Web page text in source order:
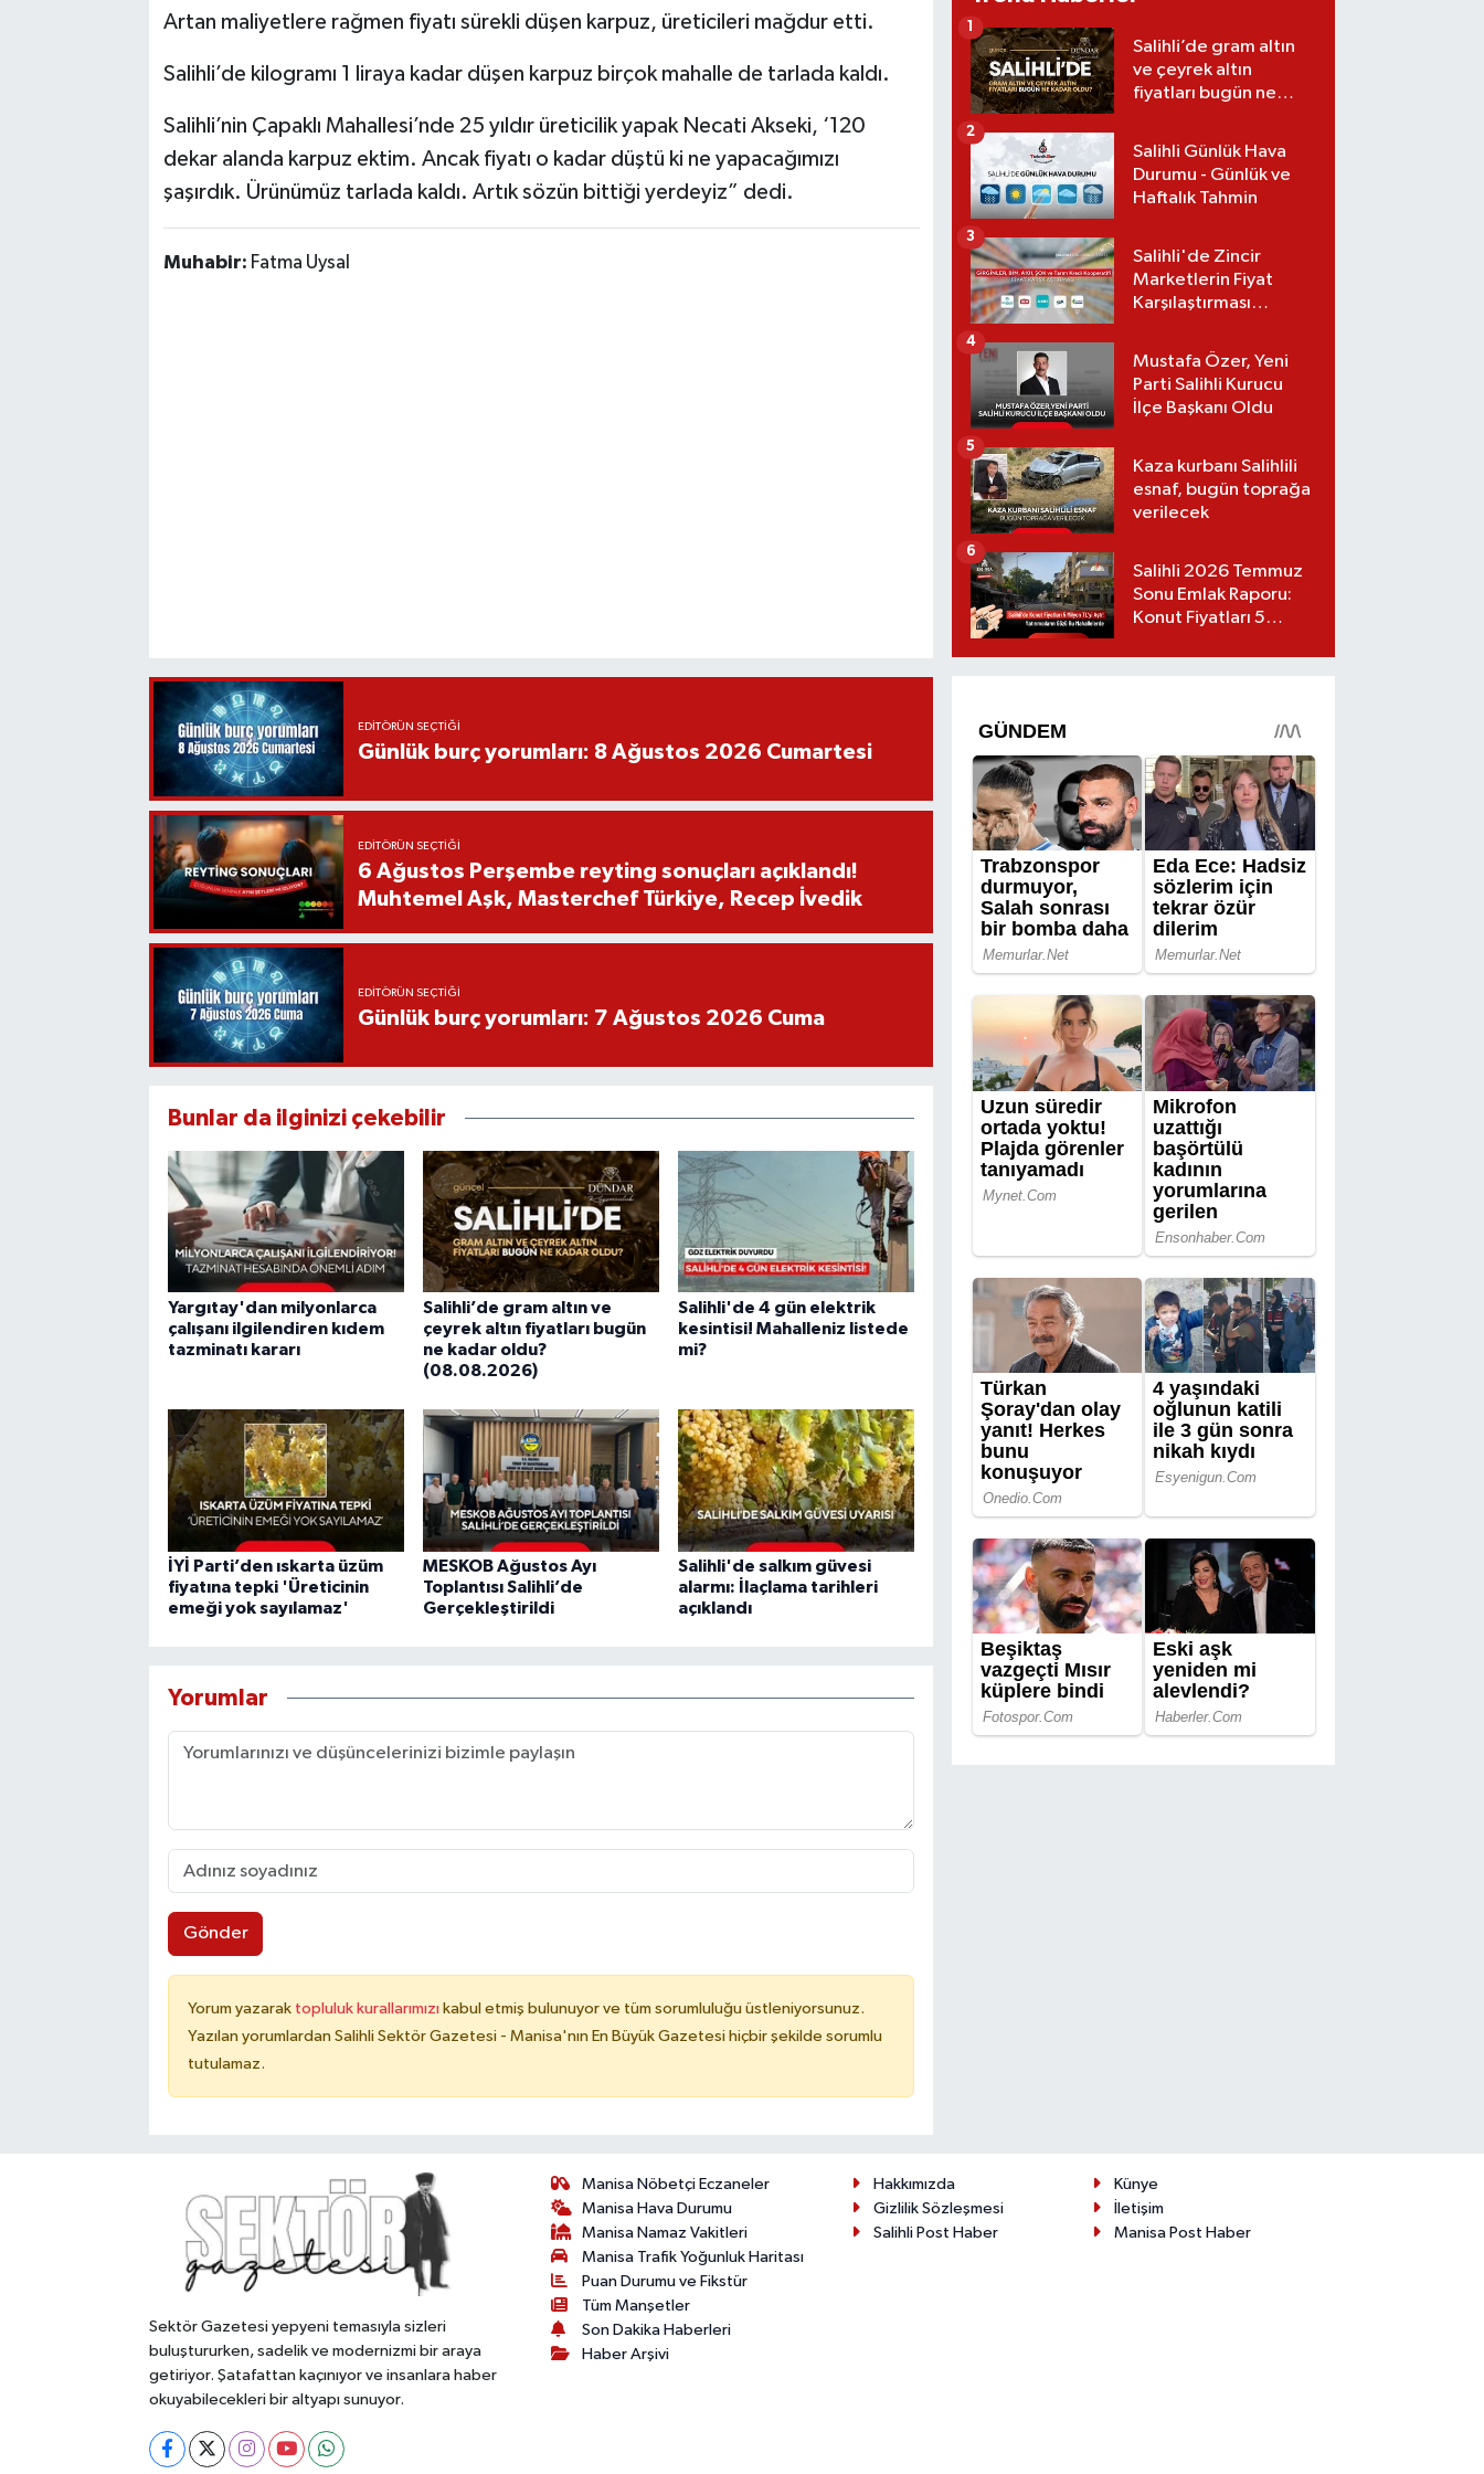
Artan maliyetlere rağmen fiyatı sürekli düşen karpuz, üreticileri mağdur etti.
Salihli’de kilogramı 1 liraya kadar düşen karpuz birçok mahalle de tarlada kaldı.
Salihli’nin Çapaklı Mahallesi’nde 25 yıldır üreticilik yapak Necati Akseki, ‘120
dekar alanda karpuz ektim. Ancak fiyatı o kadar düştü ki ne yapacağımızı
şaşırdık. Ürünümüz tarlada kaldı. Artık sözün bittiği yerdeyiz” dedi.
Muhabir: Fatma Uysal
EDITÖRÜN SEÇTIĞI
Günlük burç yorumları: 8 Ağustos 2026 Cumartesi
EDITÖRÜN SEÇTIĞI
6 Ağustos Perşembe reyting sonuçları açıklandı!
Muhtemel Aşk, Masterchef Türkiye, Recep İvedik
EDITÖRÜN SEÇTIĞI
Günlük burç yorumları: 7 Ağustos 2026 Cuma
Bunlar da ilginizi çekebilir
Yargıtay'dan milyonlarca
çalışanı ilgilendiren kıdem
tazminatı kararı
Salihli’de gram altın ve
çeyrek altın fiyatları bugün
ne kadar oldu?
(08.08.2026)
Salihli'de 4 gün elektrik
kesintisi! Mahalleniz listede
mi?
İYİ Parti’den ıskarta üzüm
fiyatına tepki 'Üreticinin
emeği yok sayılamaz'
MESKOB Ağustos Ayı
Toplantısı Salihli’de
Gerçekleştirildi
Salihli'de salkım güvesi
alarmı: İlaçlama tarihleri
açıklandı
Yorumlar
Gönder
Yorum yazarak topluluk kurallarımızı kabul etmiş bulunuyor ve tüm sorumluluğu üstleniyorsunuz.
Yazılan yorumlardan Salihli Sektör Gazetesi - Manisa'nın En Büyük Gazetesi hiçbir şekilde sorumlu
tutulamaz.
Salihli’de gram altın
ve çeyrek altın
fiyatları bugün ne
(08.08.2026)
1
Salihli Günlük Hava
Durumu - Günlük ve
Haftalık Tahmin
2
Salihli'de Zincir
Marketlerin Fiyat
Karşılaştırması
3
Mustafa Özer, Yeni
Parti Salihli Kurucu
İlçe Başkanı Oldu
4
Kaza kurbanı Salihlili
esnaf, bugün toprağa
verilecek
5
Salihli 2026 Temmuz
Sonu Emlak Raporu:
Konut Fiyatları 5
6
Sektör Gazetesi yepyeni temasıyla sizleri
buluştururken, sadelik ve modernizmi bir araya
getiriyor. Şatafattan kaçınıyor ve insanlara haber
okuyabilecekleri bir altyapı sunuyor.
Manisa Nöbetçi Eczaneler
Manisa Hava Durumu
Manisa Namaz Vakitleri
Manisa Trafik Yoğunluk Haritası
Puan Durumu ve Fikstür
Tüm Manşetler
Son Dakika Haberleri
Haber Arşivi
Hakkımızda
Künye
Gizlilik Sözleşmesi
İletişim
Salihli Post Haber
Manisa Post Haber